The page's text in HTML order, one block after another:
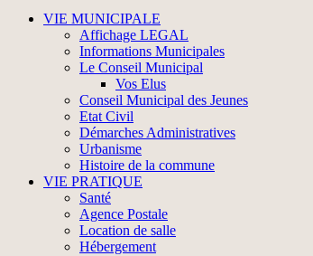
VIE MUNICIPALE
Affichage LEGAL
Informations Municipales
Le Conseil Municipal
Vos Elus
Conseil Municipal des Jeunes
Etat Civil
Démarches Administratives
Urbanisme
Histoire de la commune
VIE PRATIQUE
Santé
Agence Postale
Location de salle
Hébergement